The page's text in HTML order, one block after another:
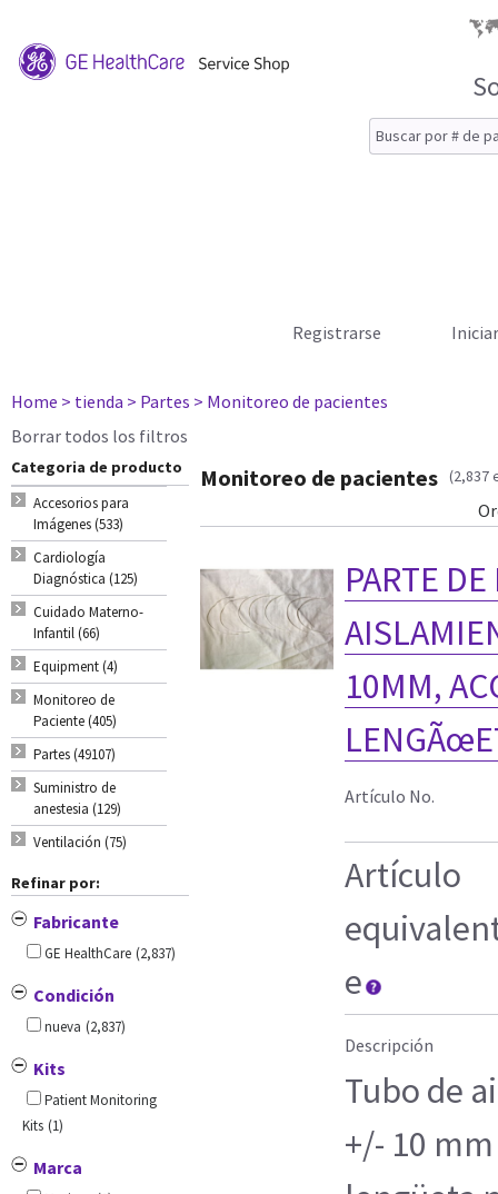
Registrarse
Home > tienda > Partes > Monitoreo de pacientes
Borrar todos los filtros
Categoria de producto
Accesorios para
Imágenes (533)
Cardiología
Diagnóstica (125)
Cuidado Materno-
Infantil (66)
Equipment (4)
Monitoreo de
Paciente (405)
Partes (49107)
Suministro de
anestesia (129)
Ventilación (75)
Refinar por:
Fabricante
GE HealthCare (2,837)
Condición
nueva (2,837)
Kits
Patient Monitoring
Kits (1)
Marca
Monitoreo de pacientes (2,837
PARTE
10MM,
Artículo No.
Artículo
e
Descripción
Tubo de
+/- 10